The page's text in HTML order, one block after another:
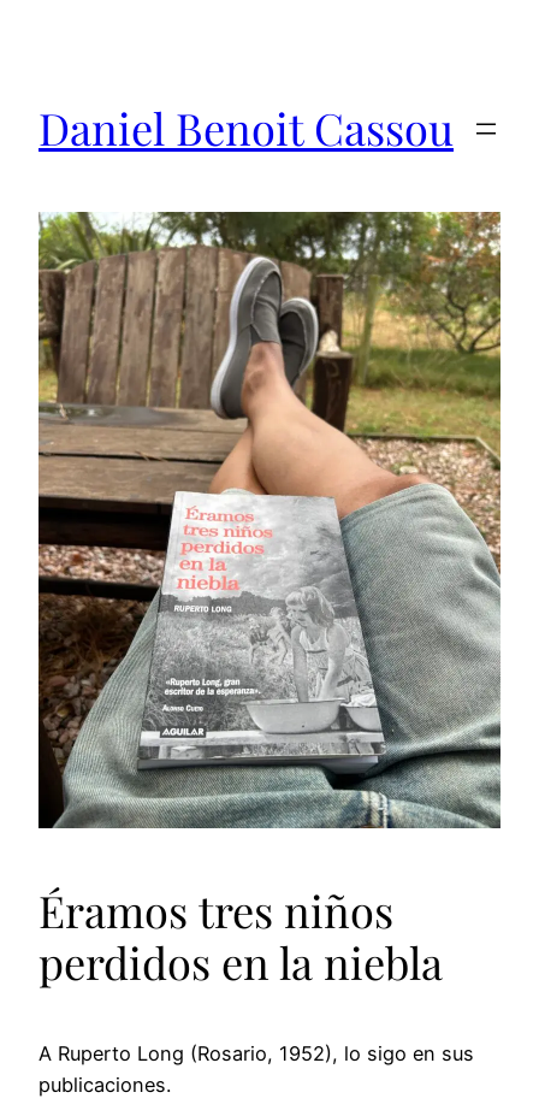
Daniel Benoit Cassou
Éramos tres niños
perdidos en la niebla
A Ruperto Long (Rosario, 1952), lo sigo en sus
publicaciones.